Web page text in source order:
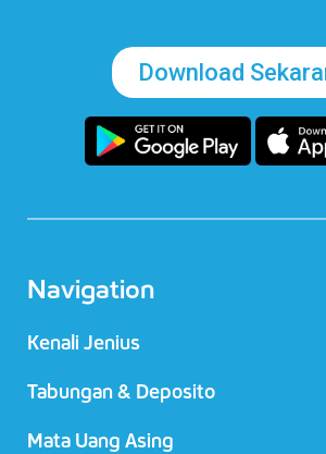
Download
Navigation
Kenali Jenius
Tabungan & Deposito
Mata Uang Asing